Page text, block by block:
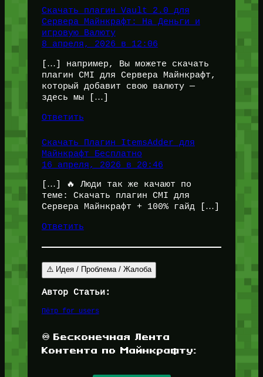
Скачать плагин Vault 2.0 для
Сервера Майнкрафт: На Деньги и
игровую Валюту
8 апреля, 2026 в 12:06
[…] например, Вы можете скачать
плагин CMI для Сервера Майнкрафт,
который добавит свою валюту —
здесь мы […]
Ответить
Скачать Плагин ItemsAdder для
Майнкрафт Бесплатно
16 апреля, 2026 в 20:46
[…] 🔥 Люди так же качают по
теме: Скачать плагин CMI для
Сервера Майнкрафт + 100% гайд […]
Ответить
⚠️ Идея / Проблема / Жалоба
Автор Статьи:
Пётр for_users
♾️ Бесконечная Лента
Контента по Майнкрафту: